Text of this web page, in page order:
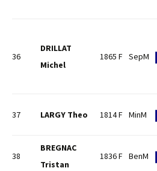
36
DRILLAT
Michel
1865 F SepM
37 LARGY Theo 1814 F MinM
38
BREGNAC
Tristan
1836 F BenM